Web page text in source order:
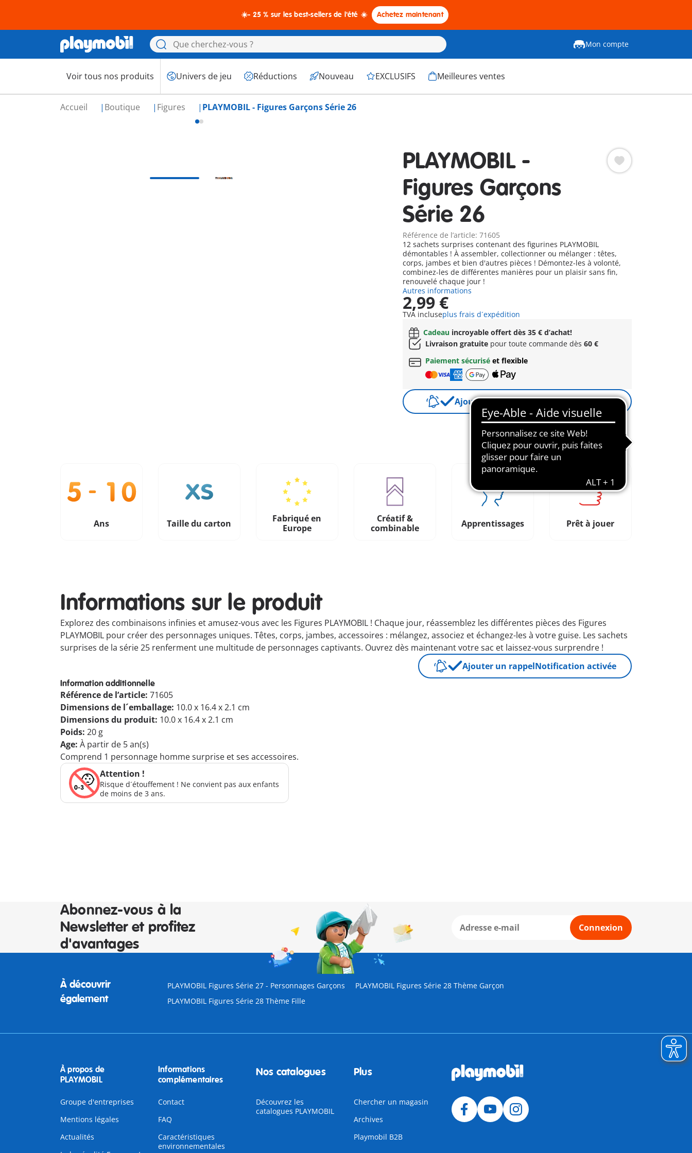
☀️- 25 % sur les best-sellers de l'été ☀️ Achetez maintenant
Mon compte
Voir tous nos produits Univers de jeu Réductions Nouveau EXCLUSIFS Meilleures ventes
Accueil Boutique Figures PLAYMOBIL - Figures Garçons Série 26
PLAYMOBIL -
Figures Garçons
Série 26
Référence de l’article: 71605
12 sachets surprises contenant des figurines PLAYMOBIL
démontables ! À assembler, collectionner ou mélanger : têtes,
corps, jambes et bien d'autres pièces ! Démontez-les à volonté,
combinez-les de différentes manières pour un plaisir sans fin,
renouvelé chaque jour !
Autres informations
2,99 €
TVA incluseplus frais d´expédition
Cadeauincroyable offert dès 35 € d’achat!
Livraison gratuite pour toute commande dès 60 €
Paiement sécurisé et flexible
Ajouter un rappelNotification activée
Ans Taille du carton
Fabriqué en
Europe
Créatif &
combinable
Apprentissages Prêt à jouer
Informations sur le produit
Explorez des combinaisons infinies et amusez-vous avec les Figures PLAYMOBIL ! Chaque jour, réassemblez les différentes pièces des Figures
PLAYMOBIL pour créer des personnages uniques. Têtes, corps, jambes, accessoires : mélangez, associez et échangez-les à votre guise. Les sachets
surprises de la série 25 renferment une multitude de personnages captivants. Ouvrez dès maintenant votre sac et laissez-vous surprendre !
Ajouter un rappelNotification activée
Information additionnelle
Référence de l’article: 71605
Dimensions de l´emballage: 10.0 x 16.4 x 2.1 cm
Dimensions du produit: 10.0 x 16.4 x 2.1 cm
Poids: 20 g
Age: À partir de 5 an(s)
Comprend 1 personnage homme surprise et ses accessoires.
Attention !
Risque d´étouffement ! Ne convient pas aux enfants
de moins de 3 ans.
Abonnez-vous à la
Newsletter et profitez
d'avantages
Connexion
À découvrir
également
PLAYMOBIL Figures Série 27 - Personnages Garçons
PLAYMOBIL Figures Série 28 Thème Garçon
PLAYMOBIL Figures Série 28 Thème Fille
À propos de
PLAYMOBIL
Groupe d'entreprises
Mentions légales
Actualités
Informations
complémentaires
Contact
FAQ
Caractéristiques
environnementales
Nos catalogues
Découvrez les
catalogues PLAYMOBIL
Plus
Chercher un magasin
Archives
Playmobil B2B